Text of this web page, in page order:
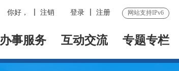
你好， 注销 登录 注册 网站支持IPv6
办事服务 互动交流 专题专栏